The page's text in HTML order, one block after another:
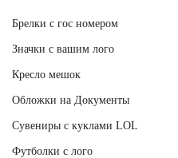
Брелки с гос номером
Значки с вашим лого
Кресло мешок
Обложки на Документы
Сувениры с куклами LOL
Футболки с лого